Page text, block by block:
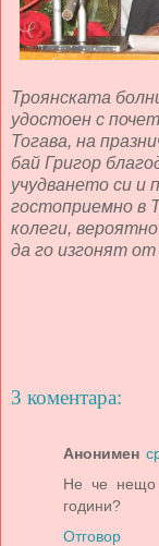
Троянската
удостоен с
Тогава, на
бай Григор
учудването си и
гостоприемно в
колеги,
да го изгонят от
3 коментара:
Анонимен
Не че нещо
години?
Отговор